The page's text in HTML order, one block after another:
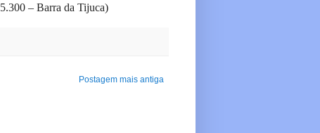
– Barra da Tijuca)
Postagem mais antiga